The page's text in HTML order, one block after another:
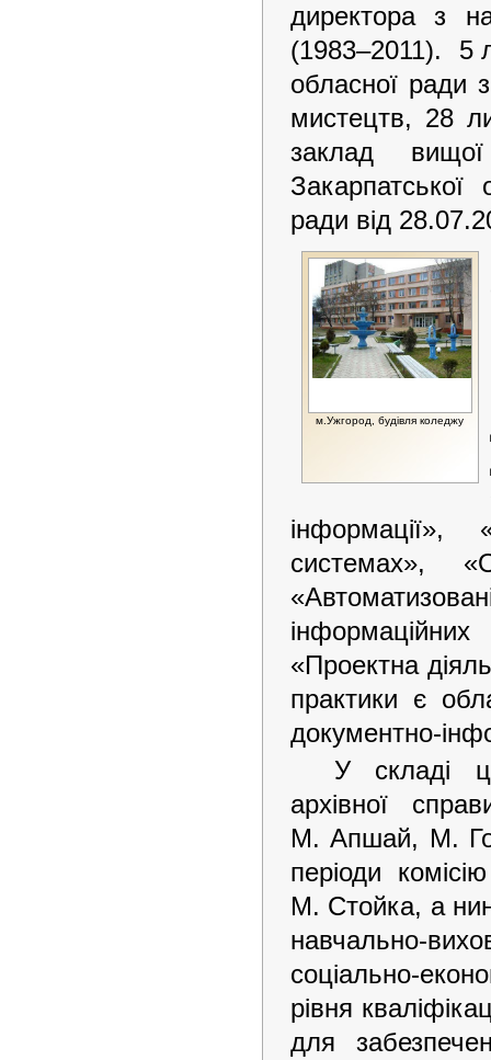
директора з
(1983–2011). 5
обласної ради
мистецтв, 28
заклад
ради від
м.Ужгород, будівля коледжу
інформації»,
системах»,
«Проектна
практики є
документно-
У складі
архівної
М. Апшай, М.
періоди
М. Стойка, а
навчально-
соціально-
рівня
для